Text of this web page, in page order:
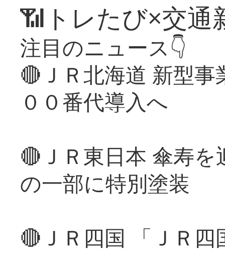
📶トレたび×交通
注目のニュース👇
🔴ＪＲ北海道 新型
００番代導入へ
🔴ＪＲ東日本 傘寿
の一部に特別塗装
🔴ＪＲ四国 「ＪＲ